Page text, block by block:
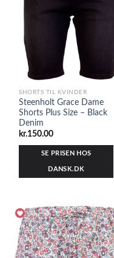
SHORTS TIL KVINDER
Steenholt Grace Dame
Shorts Plus Size – Black
Denim
kr.150.00
SE PRISEN HOS
DANSK.DK